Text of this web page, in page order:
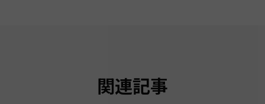
関連記事